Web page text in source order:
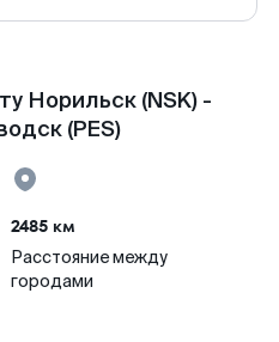
Норильск (NSK) -
(PES)
2485 км
Расстояние между
городами